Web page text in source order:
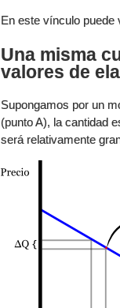
En este vínculo
Una misma
valores de
Supongamos por un
(punto A), la cantidad
será relativamente